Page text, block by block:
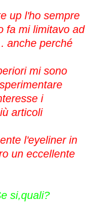
up l'ho sempre
fa mi limitavo ad
anche perché
mi sono
i
articoli
l'eyeliner in
un eccellente
si,quali?